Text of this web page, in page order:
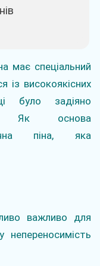
має спеціальний
із високоякісних
було задіяно
Як основа
піна, яка
важливо для
непереносимість